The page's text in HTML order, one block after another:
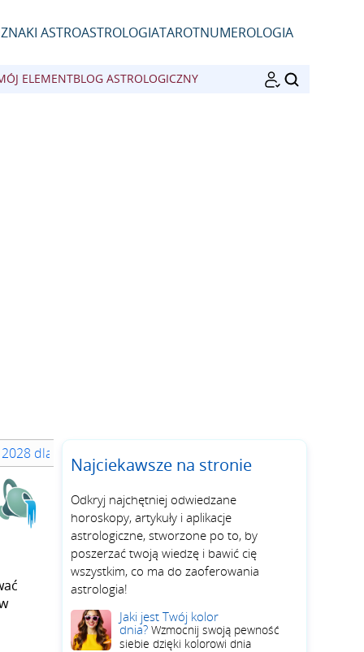
ZNAKI ASTROASTROLOGIATAROTNUMEROLOGIA
ELEMENTBLOG ASTROLOGICZNY
dla swojego znaku zodiaku
Najciekawsze na stronie
Odkryj najchętniej odwiedzane
horoskopy, artykuły i aplikacje
astrologiczne, stworzone po to, by
poszerzać twoją wiedzę i bawić cię
wszystkim, co ma do zaoferowania
astrologia!
Jaki jest Twój kolor
dnia? Wzmocnij swoją pewność
siebie dzięki kolorowi dnia